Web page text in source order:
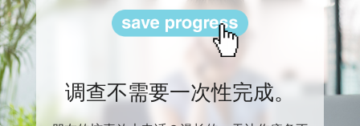
调查不需要一次性完成。